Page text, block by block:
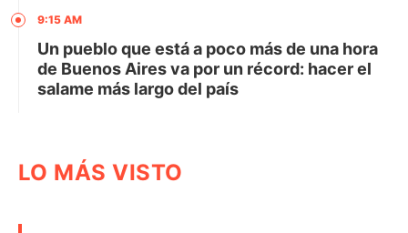
9:15 AM
Un pueblo que está a poco más de una hora
de Buenos Aires va por un récord: hacer el
salame más largo del país
LO MÁS VISTO